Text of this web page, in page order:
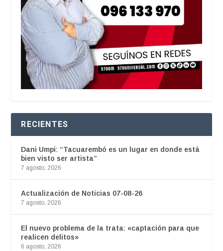
RECIENTES
Dani Umpi: “Tacuarembó es un lugar en donde está
bien visto ser artista”
7 agosto, 2026
Actualización de Noticias 07-08-26
7 agosto, 2026
El nuevo problema de la trata: «captación para que
realicen delitos»
6 agosto, 2026